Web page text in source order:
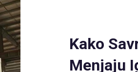
Kako
Menjaju